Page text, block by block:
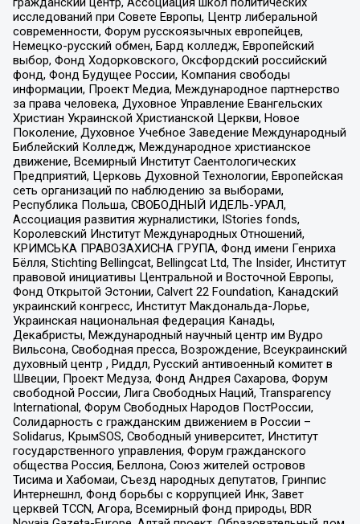
исследований при Совете Европы, Центр либеральной
современности, Форум русскоязычных европейцев,
Немецко-русский обмен, Бард колледж, Европейский
выбор, Фонд Ходорковского, Оксфордский российский
фонд, Фонд Будущее России, Компания свободы
информации, Проект Медиа, Международное партнерство
за права человека, Духовное Управление Евангельских
Христиан Украинской Христианской Церкви, Новое
Поколение, Духовное Учебное Заведение Международный
Библейский Колледж, Международное христианское
движение, Всемирный Институт Саентологических
Предприятий, Церковь Духовной Технологии, Европейская
сеть организаций по наблюдению за выборами,
Республика Польша, СВОБОДНЫЙ ИДЕЛЬ-УРАЛ,
Ассоциация развития журналистики, IStories fonds,
Королевский Институт Международных Отношений,
КРИМСЬКА ПРАВОЗАХИСНА ГРУПА, Фонд имени Генриха
Бёлля, Stichting Bellingcat, Bellingcat Ltd, The Insider, Институт
правовой инициативы Центральной и Восточной Европы,
Фонд Открытой Эстонии, Calvert 22 Foundation, Канадский
украинский конгресс, Институт Макдональда-Лорье,
Украинская национальная федерация Канады,
Декабристы, Международный научный центр им Вудро
Вильсона, Свободная пресса, Возрождение, Всеукраинский
духовный центр , Риддл, Русский антивоенный комитет в
Швеции, Проект Медуза, Фонд Андрея Сахарова, Форум
свободной России, Лига Свободных Наций, Transparеncy
International, Форум Свободных Народов ПостРоссии,
Солидарность с гражданским движением в России –
Solidarus, КрымSOS, Свободный университет, Институт
государственного управления, Форум гражданского
общества Россия, Беллона, Союз жителей островов
Тисима и Хабомаи, Съезд народных депутатов, Гринпис
Интернешнл, Фонд борьбы с коррупцией Инк, Завет
церквей TCCN, Агора, Всемирный фонд природы, BDR